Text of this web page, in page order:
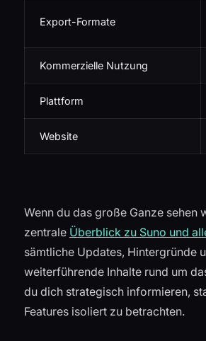
Export-Formate
Kommerzielle Nutzung
Plattform
Website
Wenn du das große Ganze sehen
zentrale Überblick zu Suno und
sämtliche Updates, Hintergründe
weiterführende Inhalte rund um
du dich strategisch informieren,
Features isoliert zu betrachten.